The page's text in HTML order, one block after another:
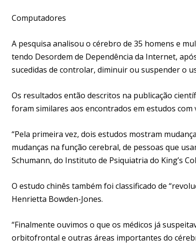
Computadores
A pesquisa analisou o cérebro de 35 homens e
tendo Desordem de Dependência da Internet,
sucedidas de controlar, diminuir ou suspender o
Os resultados então descritos na publicação
foram similares aos encontrados em estudos com
“Pela primeira vez, dois estudos mostram
mudanças na função cerebral, de pessoas que
Schumann, do Instituto de Psiquiatria do King’s
O estudo chinês também foi classificado de
Henrietta Bowden-Jones.
“Finalmente ouvimos o que os médicos já
orbitofrontal e outras áreas importantes do